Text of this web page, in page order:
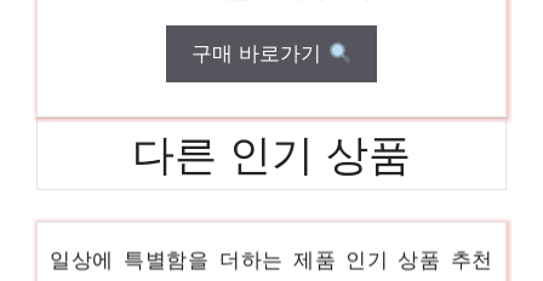
구매 바로가기
다른 인기 상품